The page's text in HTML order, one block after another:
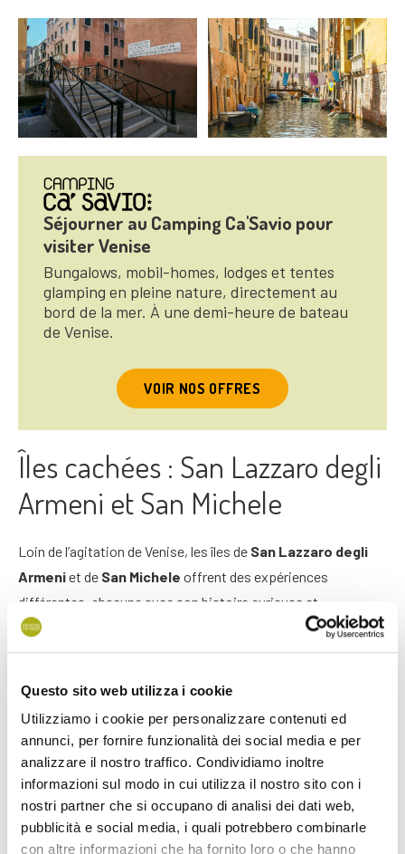
Questo sito web utilizza i cookie
Utilizziamo i cookie per personalizzare contenuti ed
annunci, per fornire funzionalità dei social media e per
analizzare il nostro traffico. Condividiamo inoltre
informazioni sul modo in cui utilizza il nostro sito con i
nostri partner che si occupano di analisi dei dati web,
pubblicità e social media, i quali potrebbero combinarle
con altre informazioni che ha fornito loro o che hanno
Séjourner au Camping Ca'Savio pour
visiter Venise
Bungalows, mobil-homes, lodges et tentes
glamping en pleine nature, directement au
bord de la mer. À une demi-heure de bateau
de Venise.
VOIR NOS OFFRES
Îles cachées : San Lazzaro degli
Armeni et San Michele
Loin de l’agitation de Venise, les îles de San Lazzaro degli
Armeniet de San Michele offrent des expériences
différentes, chacune avec son histoire curieuse et
fascinante.
peine3 hectares , est un joyau culturel qui abrite depuis
unmonastère arménien, fondé par le moine Mechitar, et qui
abrite l’une desplus importantes bibliothèques de
manuscrits arméniensau monde, avec plus de 170 000
volumes dans cette langue. Le monastère est également
connu pour son musée, qui expose une vaste collection d’art
arménien, dont une momie égyptienne du VIIème siècle avant